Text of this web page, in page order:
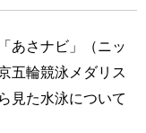
あさナビ」（ニッ
五輪競泳メダリス
見た水泳について